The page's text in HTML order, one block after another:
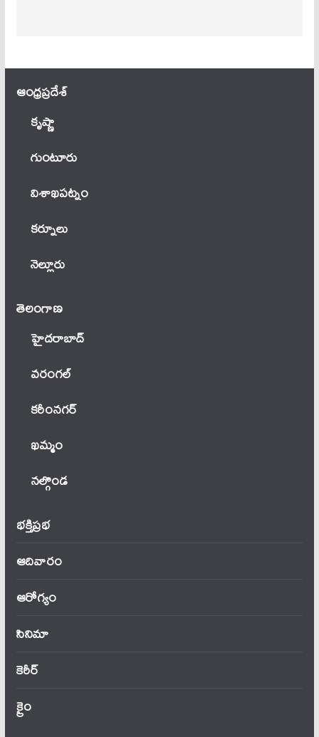
ఆంధ్ర‌ప్ర‌దేశ్
కృష్ణా
గుంటూరు
విశాఖపట్నం
కర్నూలు
నెల్లూరు
తెలంగాణ‌
హైదరాబాద్
వ‌రంగ‌ల్
కరీంనగర్
ఖ‌మ్మం
నల్గొండ
భక్తిప్రభ
ఆదివారం
ఆరోగ్యం
సినిమా
కెరీర్
క్రైం